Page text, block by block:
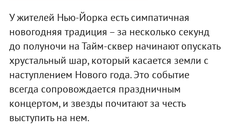
У жителей Нью-Йорка есть симпатичная
новогодняя традиция – за несколько секунд
до полуночи на Тайм-сквер начинают опускать
хрустальный шар, который касается земли с
наступлением Нового года. Это событие
всегда сопровождается праздничным
концертом, и звезды почитают за честь
выступить на нем.